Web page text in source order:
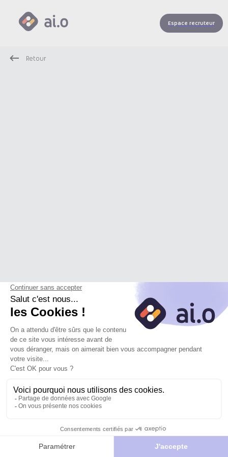
Espace recruteur
Retour